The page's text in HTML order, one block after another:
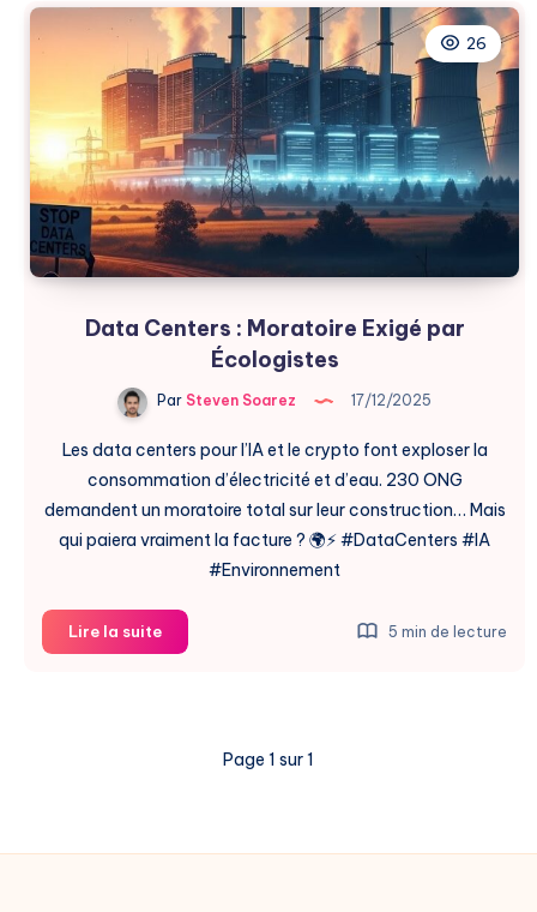
Où
les
Data
Centers
Sont
Devenus
Stars
26
Data Centers : Moratoire Exigé par
Écologistes
Par Steven Soarez 17/12/2025
Les data centers pour l’IA et le crypto font exploser la
consommation d’électricité et d’eau. 230 ONG
demandent un moratoire total sur leur construction… Mais
qui paiera vraiment la facture ? 🌍⚡️ #DataCenters #IA
#Environnement
Lire la suiteData
Centers
5 min de lecture
Page 1 sur 1